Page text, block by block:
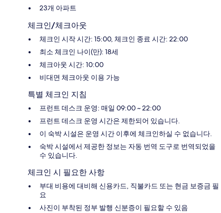
23개 아파트
체크인/체크아웃
체크인 시작 시간: 15:00, 체크인 종료 시간: 22:00
최소 체크인 나이(만): 18세
체크아웃 시간: 10:00
비대면 체크아웃 이용 가능
특별 체크인 지침
프런트 데스크 운영: 매일 09:00 ~ 22:00
프런트 데스크 운영 시간은 제한되어 있습니다.
이 숙박 시설은 운영 시간 이후에 체크인하실 수 없습니다.
숙박 시설에서 제공한 정보는 자동 번역 도구로 번역되었을
수 있습니다.
체크인 시 필요한 사항
부대 비용에 대비해 신용카드, 직불카드 또는 현금 보증금 필
요
사진이 부착된 정부 발행 신분증이 필요할 수 있음